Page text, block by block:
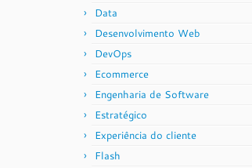
Data
Desenvolvimento Web
DevOps
Ecommerce
Engenharia de Software
Estratégico
Experiência do cliente
Flash